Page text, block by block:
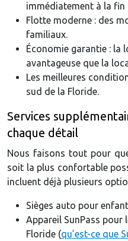
immédiatement à la
Flotte moderne : des
familiaux.
Économie garantie : la
avantageuse que la
Les meilleures
sud de la Floride.
Services
chaque détail
Nous faisons tout pour
soit la plus confortable
incluent déjà plusieurs
Sièges auto pour
Appareil SunPass pour
Floride (qu’est-ce que